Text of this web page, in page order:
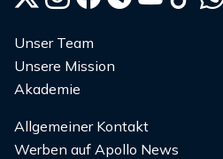
Unser Team
Unsere Mission
Akademie
Allgemeiner Kontakt
Werben auf Apollo News